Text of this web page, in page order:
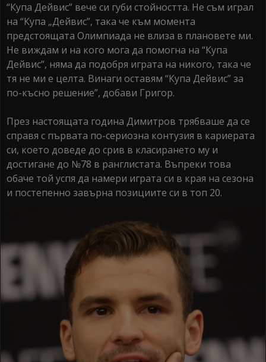
“Купа Дейвис” вече си губи стойността. Не съм играл
на “Купа „Дейвис”, така че към момента
предстоящата Олимпиада не влиза в плановете ми.
Не виждам и на кого мога да помогна на “Купа
Дейвис”, няма да подобря играта на никого, така че
тя не ми е целта. Винаги оставям “Купа Дейвис” за
по-късно решение”, добави Григор.
През настоящата година Димитров трябваше да се
справя с първата по-сериозна контузия в кариерата
си, което доведе до срив в класирането му и
достигане до №78 в ранглистата. Въпреки това
обаче той успя да намери играта си в края на сезона
и постепенно завърна позициите си в топ 20.